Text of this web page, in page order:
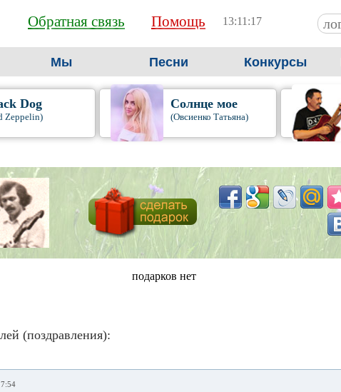
Обратная связь Помощь 13:11:18
Мы Песни Конкурсы
Dog
Zeppelin)
Солнце мое
(Овсиенко Татьяна)
подарков нет
(поздравления):